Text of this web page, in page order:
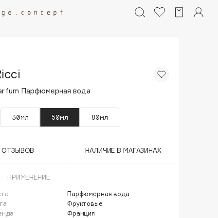
Парфюмерная вода
30мл 50мл 80мл
ОТЗЫВОВ НАЛИЧИЕ В МАГАЗИНАХ
ПРИМЕНЕНИЕ
Парфюмерная вода
Фруктовые
Франция